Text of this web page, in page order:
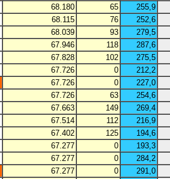
68.180 65
255,9
68.115 76
252,6
68.039 93
279,5
67.946 118
287,6
67.828 102
275,5
67.726 0
212,2
67.726 0
227,0
67.726 63
254,6
67.663 149
269,4
67.514 112
216,9
67.402 125
194,6
67.277 0
193,3
67.277 0
284,2
67.277 0
291,0